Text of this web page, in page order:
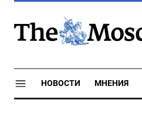
НОВОСТИ МНЕНИЯ